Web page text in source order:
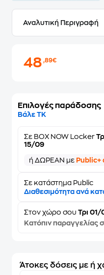
Αναλυτική Περιγραφή
48,89€
Επιλογές παράδοσης
Βάλε ΤΚ
Σε BOX NOW Locker
15/09
ή ΔΩΡΕΑΝ με Public+
Σε κατάστημα Public
Διαθεσιμότητα ανά
Στον χώρο σου Τρι 01/
Κατόπιν παραγγελίας
Άτοκες δόσεις με ή